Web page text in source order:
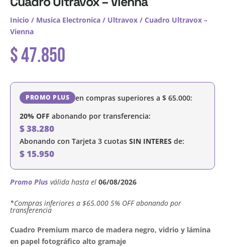
Inicio / Musica Electronica / Ultravox / Cuadro Ultravox –
Vienna
$47.850
PROMO PLUS en compras superiores a $ 65.000:
20% OFF abonando por transferencia:
$38.280
Abonando con Tarjeta 3 cuotas SIN INTERES de:
$ 15.950
Promo Plus válida hasta el 06/08/2026
´*Compras inferiores a $65.000 5% OFF abonando por
transferencia
Cuadro Premium marco de madera negro, vidrio y lámina
en papel fotográfico alto gramaje